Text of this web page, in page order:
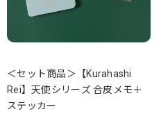
＜セット商品＞【Kurahashi
Rei】天使シリーズ 合皮メモ＋
ステッカー